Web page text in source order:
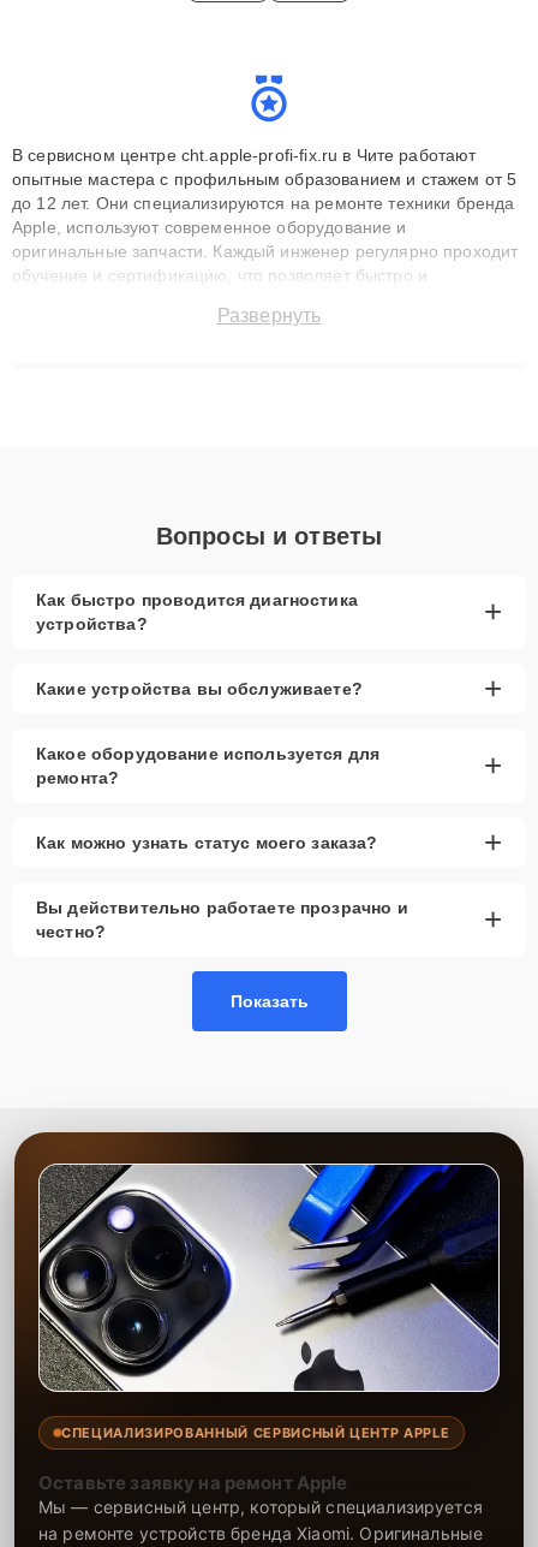
В сервисном центре cht.apple-profi-fix.ru в Чите работают
опытные мастера с профильным образованием и стажем от 5
до 12 лет. Они специализируются на ремонте техники бренда
Apple, используют современное оборудование и
оригинальные запчасти. Каждый инженер регулярно проходит
обучение и сертификацию, что позволяет быстро и
сохранением гарантии до 3 лет. Наши мастера решают
Развернуть
Вопросы и ответы
Как быстро проводится диагностика
устройства?
+
Какие устройства вы обслуживаете? +
Какое оборудование используется для
ремонта?
+
Как можно узнать статус моего заказа? +
Вы действительно работаете прозрачно и
честно?
+
Показать
СПЕЦИАЛИЗИРОВАННЫЙ СЕРВИСНЫЙ ЦЕНТР APPLE
Оставьте заявку на ремонт Apple
Мы — сервисный центр, который специализируется
на ремонте устройств бренда Xiaomi. Оригинальные